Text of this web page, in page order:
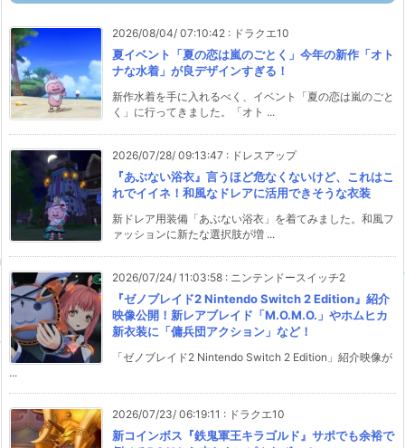
2026/08/04/ 07:10:42 : ドラクエ10
夏イベント「夏の恋は嵐のごとく」今年の新作「オト
ナな水着」が良デザインすぎる！
新作水着を手に入れるべく、イベント「夏の恋は嵐のごと
く」に行ってきました。「オト ...
2026/07/28/ 09:13:47 : ドレスアップ
『あぶない浴衣』言うほど危なくないけど、これはこ
れでイイネ！和風なドレアに活用できそうな衣装
新ドレア用装備「あぶない浴衣」を着てみました。和風フ
ァッションに新たな選択肢が増 ...
2026/07/24/ 11:03:58 : ニンテンドースイッチ2
『ゼノブレイド2 Nintendo Switch 2 Edition』紹介
映像公開！新レアブレイド「M.O.M.O.」やホムヒカ
新衣装に「傭兵団アクション」など！
「ゼノブレイド2 Nintendo Switch 2 Edition」紹介映像が
...
2026/07/23/ 06:19:11 : ドラクエ10
新コインボス『鉄鬼軍王キラゴルド』サポでも余裕で